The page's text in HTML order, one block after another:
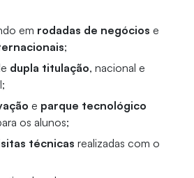
em rodadas de negócios e
;
dupla titulação, nacional e
e parque tecnológico
os alunos;
técnicas realizadas com o